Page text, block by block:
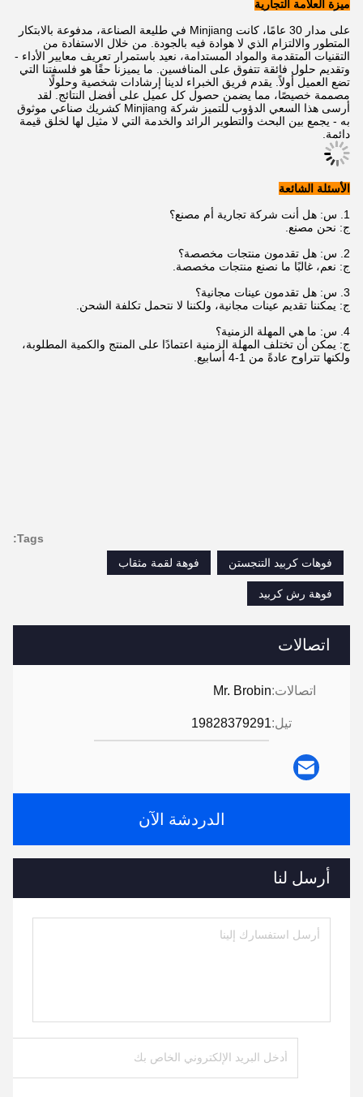
اتصالات
اتصالات:Mr. Brobin
تيل:19828379291
الدردشة الآن
أرسل لنا
ميزة العلامة التجارية
على مدار 30 عامًا، كانت Minjiang في طليعة الصناعة، مدفوعة بالابتكار
المتطور والالتزام الذي لا هوادة فيه بالجودة. من خلال الاستفادة من
التقنيات المتقدمة والمواد المستدامة، نعيد باستمرار تعريف معايير الأداء -
وتقديم حلول فائقة تتفوق على المنافسين. ما يميزنا حقًا هو فلسفتنا التي
تضع العميل أولاً. يقدم فريق الخبراء لدينا إرشادات شخصية وحلولًا
مصممة خصيصًا، مما يضمن حصول كل عميل على أفضل النتائج. لقد
أرسى هذا السعي الدؤوب للتميز شركة Minjiang كشريك صناعي موثوق
به - يجمع بين البحث والتطوير الرائد والخدمة التي لا مثيل لها لخلق قيمة
دائمة.
الأسئلة الشائعة
1. س: هل أنت شركة تجارية أم مصنع؟
ج: نحن مصنع.
2. س: هل تقدمون منتجات مخصصة؟
ج: نعم، غالبًا ما نصنع منتجات مخصصة.
3. س: هل تقدمون عينات مجانية؟
ج: يمكننا تقديم عينات مجانية، ولكننا لا نتحمل تكلفة الشحن.
4. س: ما هي المهلة الزمنية؟
ج: يمكن أن تختلف المهلة الزمنية اعتمادًا على المنتج والكمية المطلوبة،
ولكنها تتراوح عادةً من 1-4 أسابيع.
Tags:
فوهات كربيد التنجستن
فوهة لقمة مثقاب
فوهة رش كربيد